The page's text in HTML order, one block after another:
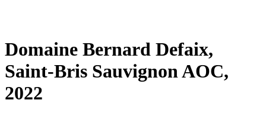
Domaine Bernard Defaix,
Saint-Bris Sauvignon AOC,
2022